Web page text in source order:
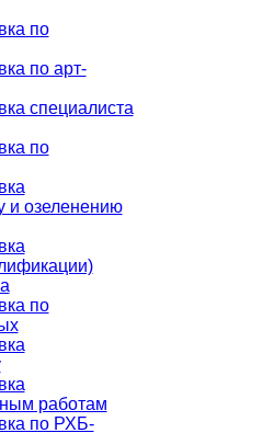
по
по арт-
специалиста
по
и озеленению
по
работам
по РХБ-